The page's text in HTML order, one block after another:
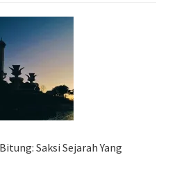
Saksi Sejarah Yang